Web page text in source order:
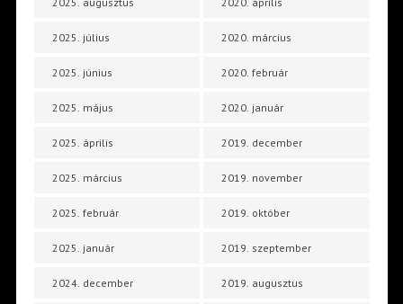
2025. július
2025. június
2025. május
2025. április
2025. március
2025. február
2025. január
2024. december
2020. március
2020. február
2020. január
2019. december
2019. november
2019. október
2019. szeptember
2019. augusztus